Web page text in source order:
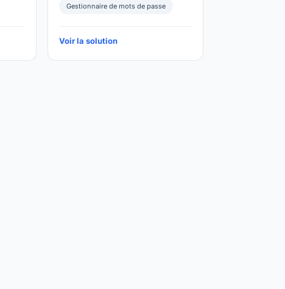
Gestionnaire de mots de passe
Voir la solution